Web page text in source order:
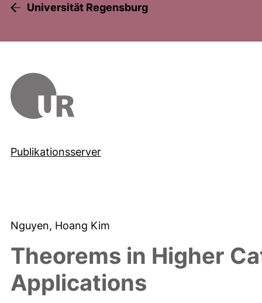
Universität Regensburg
Publikationsserver
Nguyen, Hoang Kim
Theorems in Higher
Applications